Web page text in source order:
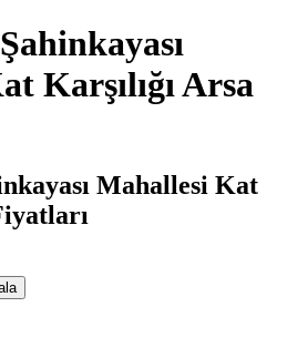
Karşılığı Arsa
Mahallesi Kat